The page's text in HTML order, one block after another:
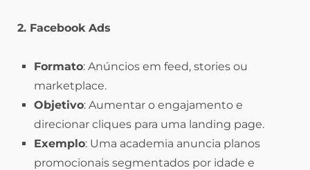
2. Facebook Ads
Formato: Anúncios em feed, stories ou
marketplace.
Objetivo: Aumentar o engajamento e
direcionar cliques para uma landing page.
Exemplo: Uma academia anuncia planos
promocionais segmentados por idade e